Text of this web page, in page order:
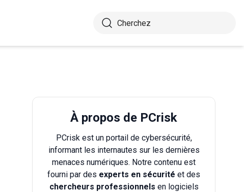
À propos de PCrisk
PCrisk est un portail de cybersécurité,
informant les internautes sur les dernières
menaces numériques. Notre contenu est
fourni par des experts en sécurité et des
chercheurs professionnels en logiciels